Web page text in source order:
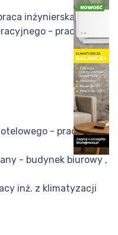
inżynierska.
- praca
- praca
- budynek biurowy ,
inż. z klimatyzacji